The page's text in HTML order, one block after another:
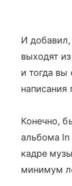
И добавил,
выходят
и тогда вы
написания
Конечно,
альбома
кадре
минимум